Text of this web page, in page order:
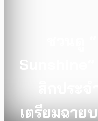
เตรียมฉาย